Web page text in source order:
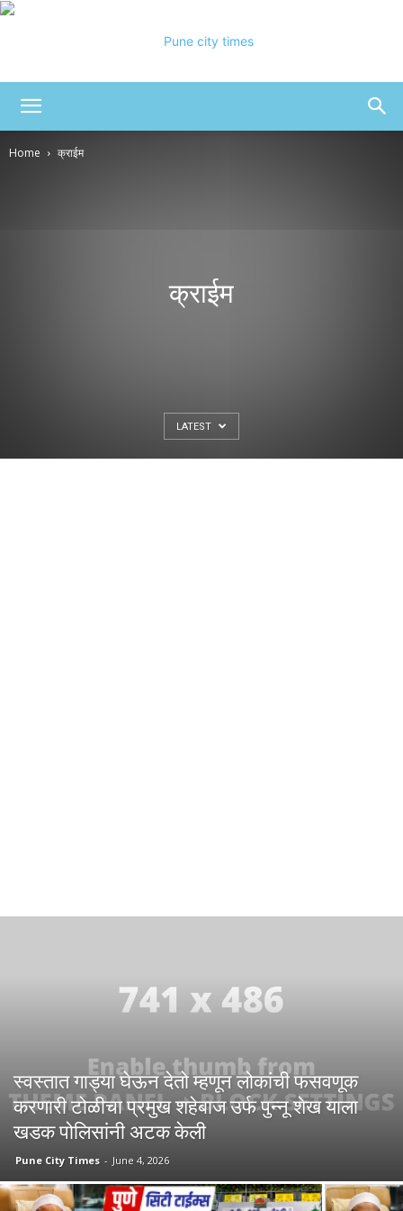
Times
Home क्राईम
क्राईम
LATEST
स्वस्तात गाड्या घेऊन देतो म्हणून लोकांची फसवणूक
करणारी टोळीचा प्रमुख शहेबाज उर्फ पुन्नू शेख याला
खडक पोलिसांनी अटक केली
Pune City Times - June 4, 2026